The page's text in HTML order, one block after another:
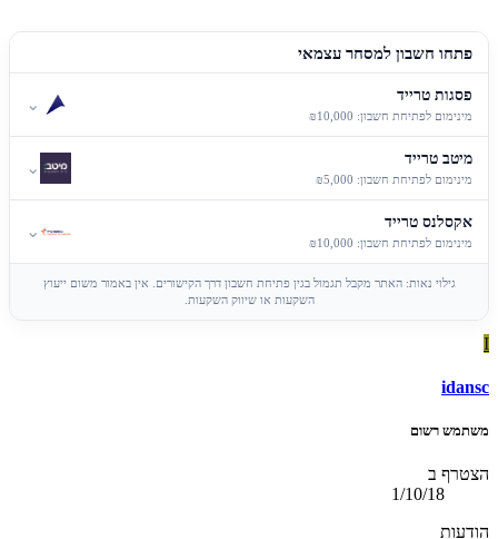
פתחו חשבון למסחר עצמאי
פסגות טרייד
מינימום לפתיחת חשבון: ₪10,000
⌄
מיטב טרייד
מינימום לפתיחת חשבון: ₪5,000
⌄
אקסלנס טרייד
מינימום לפתיחת חשבון: ₪10,000
⌄
גילוי נאות: האתר מקבל תגמול בגין פתיחת חשבון דרך הקישורים. אין באמור משום ייעוץ
השקעות או שיווק השקעות.
I
idansc
משתמש רשום
הצטרף ב
1/10/18
הודעות